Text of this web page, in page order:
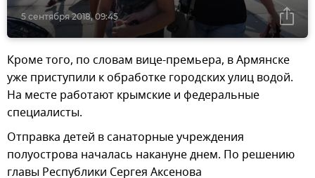
5 сентября 2018, 09:45
Кроме того, по словам вице-премьера, в Армянске
уже приступили к обработке городских улиц водой.
На месте работают крымские и федеральные
специалисты.
Отправка детей в санаторные учреждения
полуострова началась накануне днем. По решению
главы Республики Сергея Аксенова